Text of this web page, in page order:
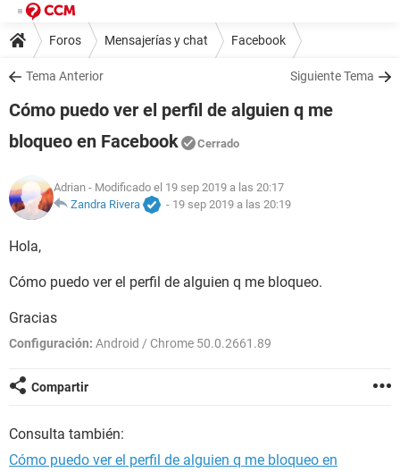
Foros Mensajerías y chat Facebook
Tema Anterior Siguiente Tema
Cómo puedo ver el perfil de alguien q me
bloqueo en Facebook
Cerrado
Adrian - Modificado el 19 sep 2019 a las 20:17
Zandra Rivera
- 19 sep 2019 a las 20:19
Hola,
Cómo puedo ver el perfil de alguien q me bloqueo.
Gracias
Configuración: Android / Chrome 50.0.2661.89
Compartir
Consulta también:
Cómo puedo ver el perfil de alguien q me bloqueo en